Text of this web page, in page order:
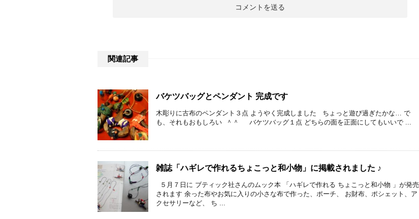
関連記事
バケツバッグとペンダント 完成です
木彫りに古布のペンダント３点 ようやく完成しました ちょっと遊び過ぎたかな… で
も、それもおもしろい ＾＾ バケツバッグ１点 どちらの面を正面にしてもいいで ...
雑誌「ハギレで作れるちょこっと和小物」に掲載されました ♪
５月７日に ブティック社さんのムック本 「ハギレで作れる ちょこっと和小物 」が発売
されます 余った布やお気に入りの小さな布で作った、ポーチ、 お財布、ポシェット、ア
クセサリーなど、 ち ...